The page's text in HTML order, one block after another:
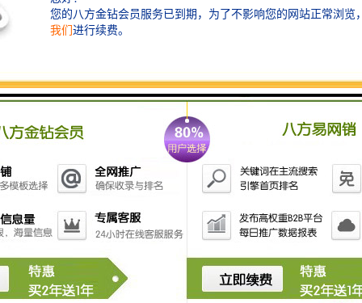
农村生活污水处理设备是为了解决农村地区生活污水处
理问题而设计的一种设施。由于农村地区人口密度较
低，传统的大型污水处理厂往往不适用，因此需要开发
适合农村特点的小型污水处理设备。以下是一些常见的
农村生活污水处理设备类型：
污水，适用于污水的初步处理。
沉淀、曝气、生物滤池等），能够有效去除水中的悬浮
物和有机物。